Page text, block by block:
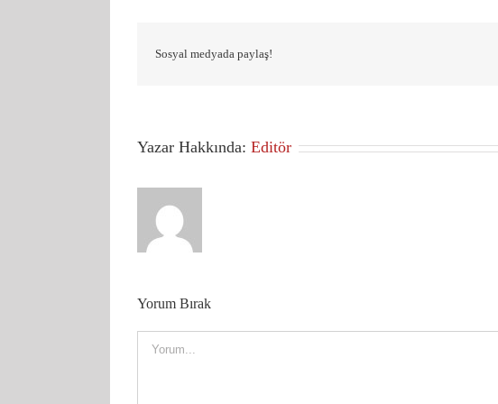
Sosyal medyada paylaş!
Yazar Hakkında: Editör
Yorum Bırak